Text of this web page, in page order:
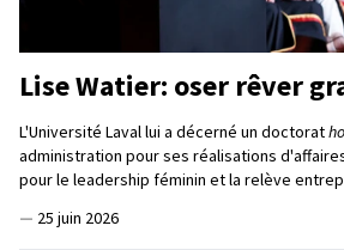
Lise Watier: oser rêver
L'Université Laval lui a décerné un doctorat
administration pour ses réalisations
pour le leadership féminin et la relève
— 25 juin 2026